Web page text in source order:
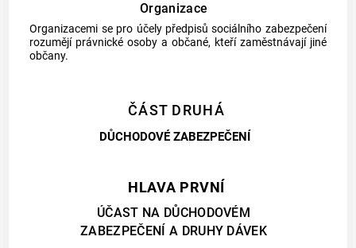
Organizace
Organizacemi se pro účely předpisů sociálního zabezpečení
rozumějí právnické osoby a občané, kteří zaměstnávají jiné
občany.
ČÁST DRUHÁ
DŮCHODOVÉ ZABEZPEČENÍ
HLAVA PRVNÍ
ÚČAST NA DŮCHODOVÉM
ZABEZPEČENÍ A DRUHY DÁVEK